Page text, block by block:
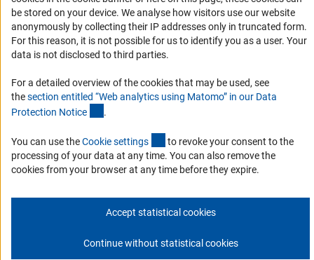
2. Investigar en Alemania
Chamadas abertas e Informes para Cientistas
Newsletter
Suscríbase a nuestro boletín de noticias
be stored on your device. We analyse how visitors use our website
anonymously by collecting their IP addresses only in truncated form.
For this reason, it is not possible for us to identify you as a user. Your
data is not disclosed to third parties.
For a detailed overview of the cookies that may be used, see
thesection entitled “Web analytics using Matomo” in our Data
Protection Notice .
You can use theCookie settings (externer Link)
to revoke your consent to the
processing of your data at any time. You can also remove the
cookies from your browser at any time before they expire.
Accept statistical cookies
Continue without statistical cookies